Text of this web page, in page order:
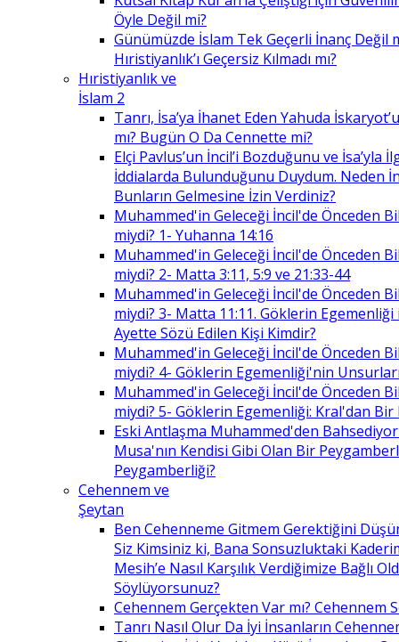
Öyle Değil mi?
Günümüzde İslam Tek Geçerli İnanç Değil
Hıristiyanlık’ı Geçersiz Kılmadı mı?
Hıristiyanlık ve
İslam 2
Tanrı, İsa’ya İhanet Eden Yahuda
mı? Bugün O Da Cennette mi?
Elçi Pavlus’un İncil’i Bozduğunu ve İsa’yla
İddialarda Bulunduğunu Duydum. Neden
Bunların Gelmesine İzin Verdiniz?
Muhammed'in Geleceği İncil'de Önceden
miydi? 1- Yuhanna 14:16
Muhammed'in Geleceği İncil'de Önceden
miydi? 2- Matta 3:11, 5:9 ve 21:33-44
Muhammed'in Geleceği İncil'de Önceden
miydi? 3- Matta 11:11. Göklerin
Ayette Sözü Edilen Kişi Kimdir?
Muhammed'in Geleceği İncil'de Önceden
miydi? 4- Göklerin Egemenliği'nin
Muhammed'in Geleceği İncil'de Önceden
miydi? 5- Göklerin Egemenliği: Kral'dan Bir
Eski Antlaşma Muhammed'den Bahsediyor
Musa'nın Kendisi Gibi Olan Bir
Peygamberliği?
Cehennem ve
Şeytan
Ben Cehenneme Gitmem Gerektiğini
Siz Kimsiniz ki, Bana Sonsuzluktaki
Mesih’e Nasıl Karşılık Verdiğimize Bağlı
Söylüyorsunuz?
Cehennem Gerçekten Var mı? Cehennem
Tanrı Nasıl Olur Da İyi İnsanların